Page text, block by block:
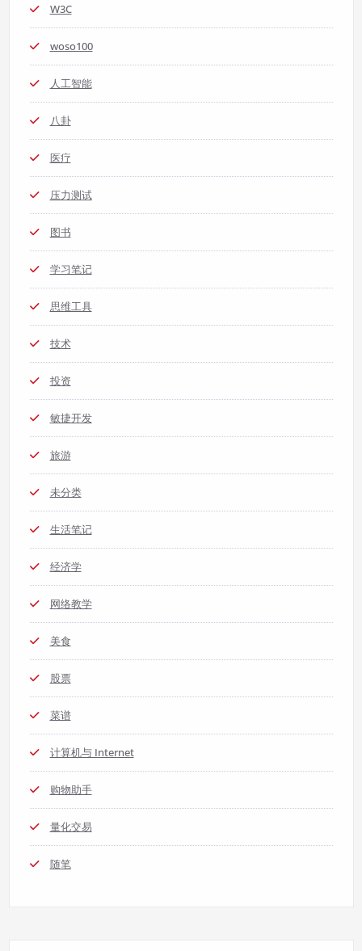
W3C
woso100
人工智能
八卦
医疗
压力测试
图书
学习笔记
思维工具
技术
投资
敏捷开发
旅游
未分类
生活笔记
经济学
网络教学
美食
股票
菜谱
计算机与 Internet
购物助手
量化交易
随笔